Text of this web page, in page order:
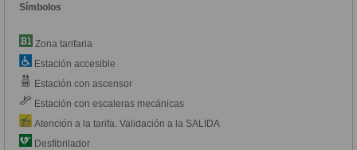
Símbolos
Zona tarifaria
Estación accesible
Estación con ascensor
Estación con escaleras mecánicas
Atención a la tarifa. Validación a la SALIDA
Desfibrilador